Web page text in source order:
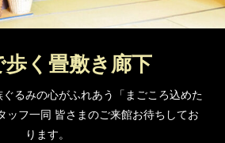
歩く畳敷き廊下
るみの心がふれあう「まごころ込めた
ッフ一同 皆さまのご来館お待ちしてお
ります。